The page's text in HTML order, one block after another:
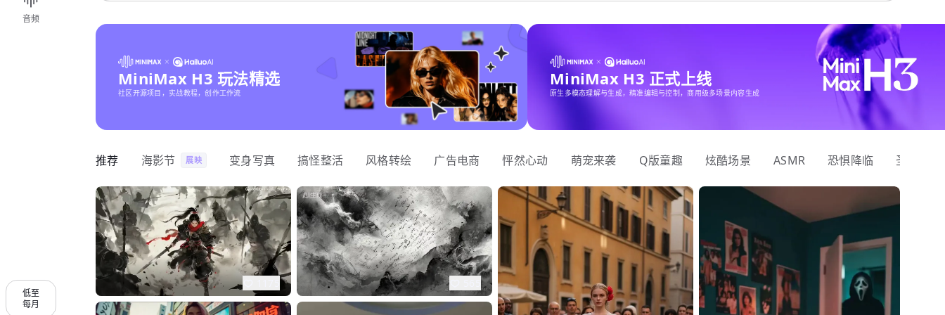
音频
低至
每月
MiniMax H3 玩法精选
社区开源项目，实战教程，创作工作流
MiniMax H3 正式上线
原生多模态理解与生成，精准编辑与控制，商用级多场景内容生成
推荐 海影节 展映 变身写真 搞怪整活 风格转绘 广告电商 怦然心动 萌宠来袭 Q版童趣 炫酷场景 ASMR 恐惧降临 圣诞狂欢